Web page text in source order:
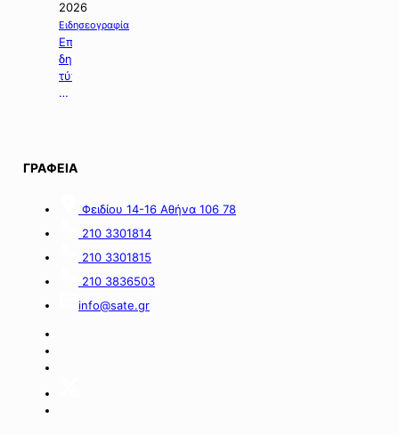
τη
χορήγηση
ενίσχυσης
σε
επιχειρήσεις
της
Σαμοθράκης».
2026
Ειδησεογραφία
Επιλογή
δημοσιευμάτων
τύπου
της
ΓΡΑΦΕΙΑ
Φειδίου 14-16 Αθήνα 106 78
210 3301814
210 3301815
210 3836503
info@sate.gr